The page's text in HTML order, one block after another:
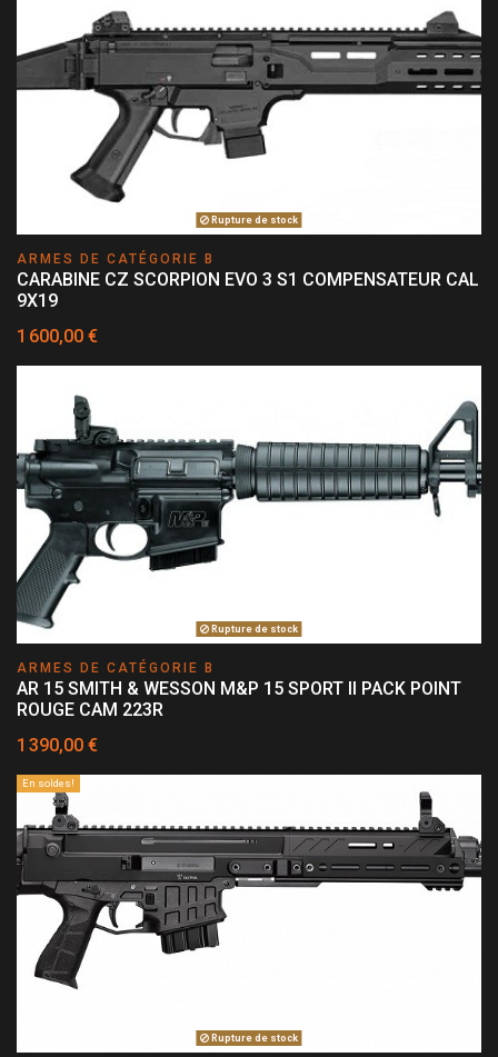
Rupture de stock
ARMES DE CATÉGORIE B
CARABINE CZ SCORPION EVO 3 S1 COMPENSATEUR CAL
9X19
1 600,00 €
Rupture de stock
ARMES DE CATÉGORIE B
AR 15 SMITH & WESSON M&P 15 SPORT II PACK POINT
ROUGE CAM 223R
1 390,00 €
En soldes!
Rupture de stock